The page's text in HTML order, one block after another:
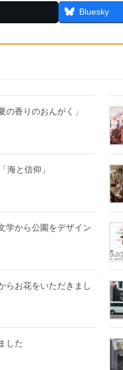
Bluesky
の香りのおんがく」
海と信仰」
学から公園をデザイン
らお花をいただきまし
した